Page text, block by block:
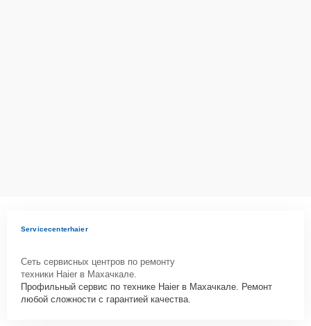
Servicecenterhaier
Сеть сервисных центров по ремонту
техники Haier в Махачкале.
Профильный сервис по технике Haier в Махачкале. Ремонт
любой сложности с гарантией качества.